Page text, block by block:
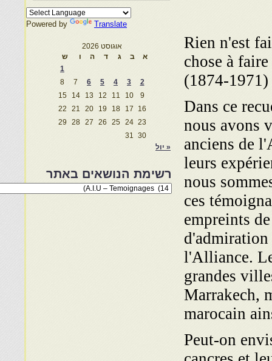
Rien n'est
chose à faire
(1874-1971)
Dans ce
nous avons
anciens de
leurs
nous
ces
empreints
l'Alliance.
grandes
Marrakech,
marocain
Peut-on
Powered by Translate
אוגוסט 2026
א
ב ג ד ה ו
ש
1
2
3
4
5
6
7
8
9
10
11
12
13
14
15
16
17
18
19
20
21
22
23
24
25
26
27
28
29
30
31
« יול
רשימת הנושאים באתר
רשימת
הנושאים